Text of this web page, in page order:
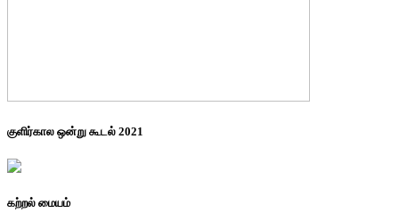
குளிர்கால ஒன்று கூடல் 2021
கற்றல் மையம்